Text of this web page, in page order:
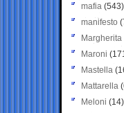
mafia (543)
manifesto
Margherita
Maroni
Mastella
Mattarella
Meloni (14)